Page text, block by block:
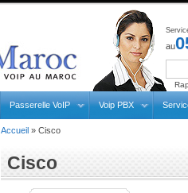
au
Passerelle VoIP Voip PBX
Accueil» Cisco
Cisco